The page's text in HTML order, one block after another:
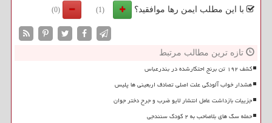
با این مطلب ایمن رها موافقید؟ (1)
(0)
تازه ترین مطالب مرتبط
کشف ۱۹۲ تن برنج احتکارشده در بندرعباس
هشدار خواب آلودگی علت اصلی تصادف اربعینی ها پلیس
جزییات بازداشت عامل انتشار لایو ضرب و جرح دختر جوان
حمله سگ های بلاصاحب به ۲ کودک سنندجی